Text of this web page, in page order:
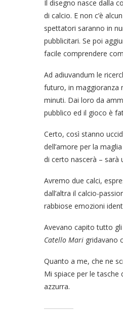
Il disegno nasce dalla
di calcio. E non c’è
spettatori saranno in
pubblicitari. Se poi
facile comprendere
Ad adiuvandum le
futuro, in maggioranza
minuti. Dai loro da
pubblico ed il gioco è
Certo, così stanno
dell’amore per la
di certo nascerà –
Avremo due calci,
dall’altra il calcio-
rabbiose emozioni
Avevano capito tutto gli
Catello Mari gridavano
Quanto a me, che ne
Mi spiace per le
azzurra.